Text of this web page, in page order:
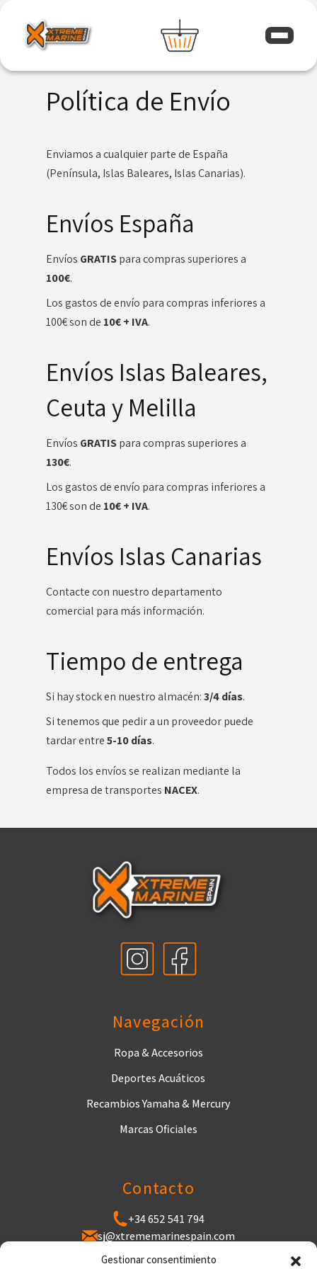
Gestionar consentimiento
Política de Envío
Enviamos a cualquier parte de España
(Península, Islas Baleares, Islas Canarias).
Envíos España
Envíos GRATISpara compras superiores a
100€.
Los gastos de envío para compras inferiores a
100€ son de 10€ + IVA.
Envíos Islas Baleares,
Ceuta y Melilla
Envíos GRATISpara compras superiores a
130€.
Los gastos de envío para compras inferiores a
130€ son de 10€ + IVA.
Envíos Islas Canarias
Contacte con nuestro departamento
comercial para más información.
Tiempo de entrega
Si hay stock en nuestro almacén:3/4 días.
Si tenemos que pedir a un proveedor puede
tardar entre5-10 días.
Todos los envíos se realizan mediante la
empresa de transportes NACEX.
Navegación
Ropa & Accesorios
Deportes Acuáticos
Recambios Yamaha & Mercury
Marcas Oficiales
Contacto
+34 652 541 794
sj@xtrememarinespain.com
Puerto de Cabopino, Varadero de Cabopino,